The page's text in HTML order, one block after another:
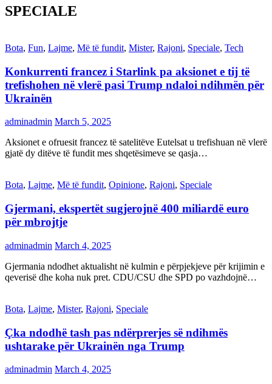
SPECIALE
Bota, Fun, Lajme, Më të fundit, Mister, Rajoni, Speciale, Tech
Konkurrenti francez i Starlink pa aksionet e tij të
trefishohen në vlerë pasi Trump ndaloi ndihmën për
Ukrainën
adminadmin March 5, 2025
Aksionet e ofruesit francez të satelitëve Eutelsat u trefishuan në vlerë
gjatë dy ditëve të fundit mes shqetësimeve se qasja…
Bota, Lajme, Më të fundit, Opinione, Rajoni, Speciale
Gjermani, ekspertët sugjerojnë 400 miliardë euro
për mbrojtje
adminadmin March 4, 2025
Gjermania ndodhet aktualisht në kulmin e përpjekjeve për krijimin e
qeverisë dhe koha nuk pret. CDU/CSU dhe SPD po vazhdojnë…
Bota, Lajme, Mister, Rajoni, Speciale
Çka ndodhë tash pas ndërprerjes së ndihmës
ushtarake për Ukrainën nga Trump
adminadmin March 4, 2025